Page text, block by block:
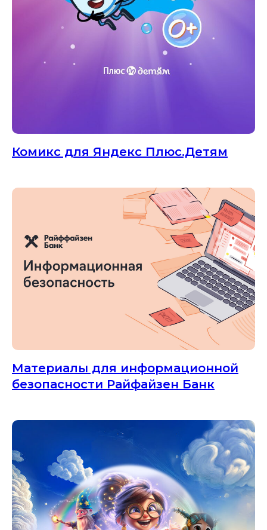
Комикс для Яндекс Плюс.Детям
Материалы для информационной
безопасности Райфайзен Банк